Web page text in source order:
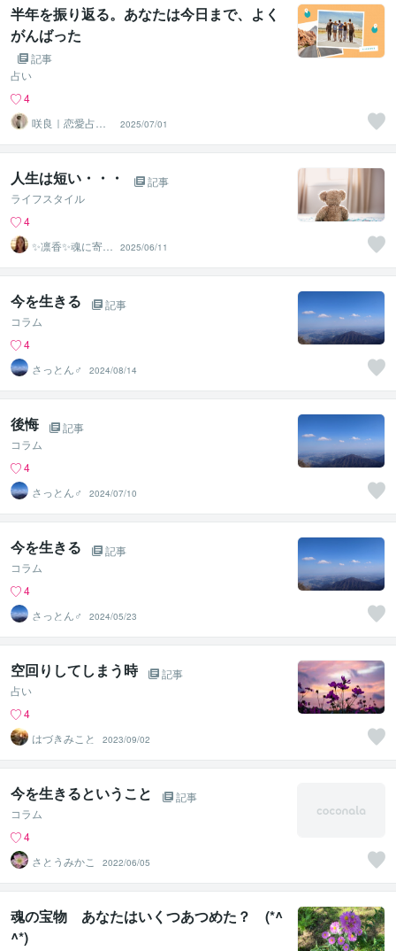
半年を振り返る。あなたは今日まで、よく
がんばった
記事
占い
4
咲良｜恋愛占い
心導師
2025/07/01
人生は短い・・・
記事
ライフスタイル
4
✨凛香✨魂に寄り
添う癒しボイス
届けます✨
2025/06/11
今を生きる
記事
コラム
4
さっとん♂
2024/08/14
後悔
記事
コラム
4
さっとん♂
2024/07/10
今を生きる
記事
コラム
4
さっとん♂
2024/05/23
空回りしてしまう時
記事
占い
4
はづきみこと
2023/09/02
今を生きるということ
記事
コラム
4
さとうみかこ
2022/06/05
魂の宝物 あなたはいくつあつめた？ (*^
^*)